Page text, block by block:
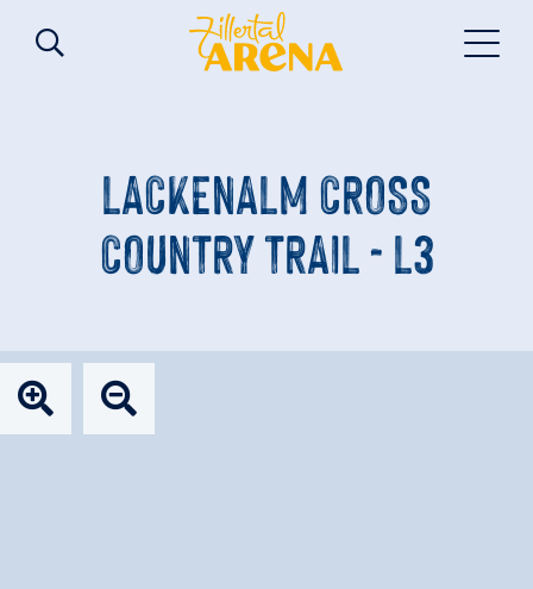
LACKENALM CROSS
COUNTRY TRAIL - L3